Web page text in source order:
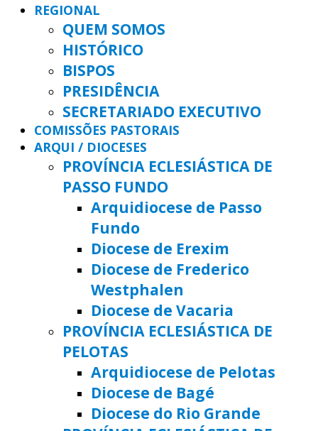
REGIONAL
QUEM SOMOS
HISTÓRICO
BISPOS
PRESIDÊNCIA
SECRETARIADO EXECUTIVO
COMISSÕES PASTORAIS
ARQUI / DIOCESES
PROVÍNCIA ECLESIÁSTICA DE
PASSO FUNDO
Arquidiocese de Passo
Fundo
Diocese de Erexim
Diocese de Frederico
Westphalen
Diocese de Vacaria
PROVÍNCIA ECLESIÁSTICA DE
PELOTAS
Arquidiocese de Pelotas
Diocese de Bagé
Diocese do Rio Grande